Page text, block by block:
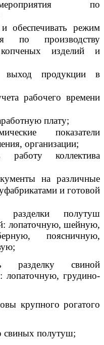
по
и обеспечивать режим
по производству
изделий и
выход продукции в
рабочего времени
плату;
показатели
организации;
работу коллектива
на различные
и готовой
разделки полутуш
лопаточную, шейную,
поясничную,
разделку свиной
лопаточную, грудино-
крупного рогатого
свиных полутуш;